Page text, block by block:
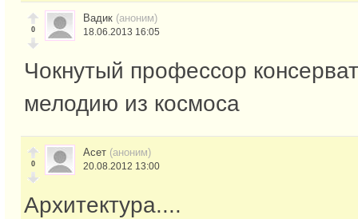
0
Вадик (аноним)
18.06.2013 16:05
Чокнутый профессор
мелодию из космоса
0
Асет (аноним)
20.08.2012 13:00
Архитектура....